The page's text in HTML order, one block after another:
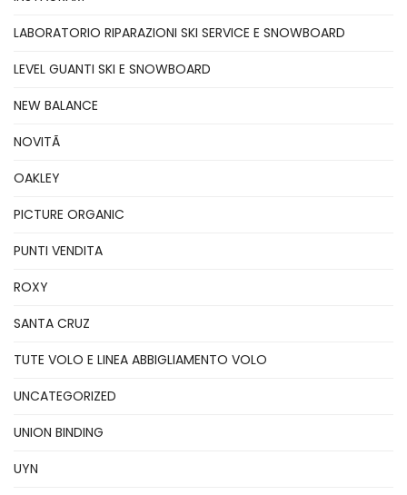
LABORATORIO RIPARAZIONI SKI SERVICE E SNOWBOARD
LEVEL GUANTI SKI E SNOWBOARD
NEW BALANCE
NOVITÃ
OAKLEY
PICTURE ORGANIC
PUNTI VENDITA
ROXY
SANTA CRUZ
TUTE VOLO E LINEA ABBIGLIAMENTO VOLO
UNCATEGORIZED
UNION BINDING
UYN